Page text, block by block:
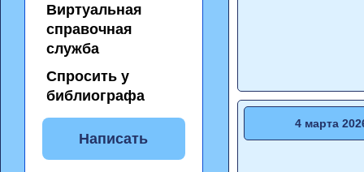
Виртуальная
справочная
служба
Спросить у
библиографа
Написать
4 марта